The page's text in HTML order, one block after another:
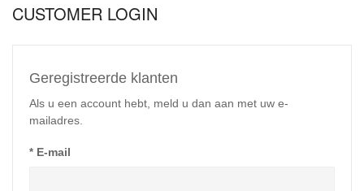
CUSTOMER LOGIN
Geregistreerde klanten
Als u een account hebt, meld u dan aan met uw e-
mailadres.
E-mail